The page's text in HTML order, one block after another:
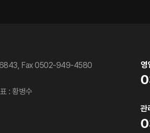
Fax 0502-949-4580
: 황병수
영
관